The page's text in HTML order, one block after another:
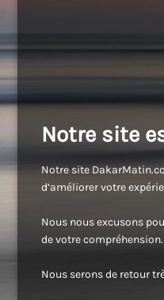
Notre site
Notre site
d’améliorer votre
Nous nous excusons
de votre compréhension.
Nous serons de retour